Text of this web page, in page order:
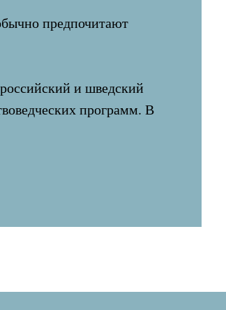
предпочитают
и шведский
программ. В